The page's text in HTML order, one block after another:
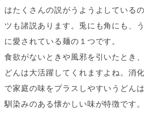
はたくさんの説がうようよしている
ツも諸説あります。兎にも角にも、
に愛されている麺の１つです。
食欲がないときや風邪を引いたとき
どんは大活躍してくれますよね。消
で家庭の味をプラスしやすいうどん
馴染みのある懐かしい味が特徴です。